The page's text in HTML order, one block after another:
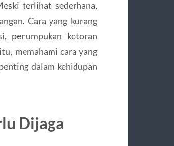
terlihat sederhana,
Cara yang kurang
penumpukan kotoran
memahami cara yang
dalam kehidupan
Dijaga